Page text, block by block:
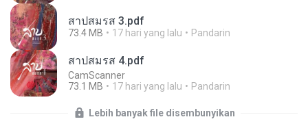
สาปสมรส 3.pdf
73.4 MB 17 hari yang lalu Pandarin
สาปสมรส 4.pdf
CamScanner
73.1 MB
17 hari yang lalu Pandarin
Lebih banyak file disembunyikan